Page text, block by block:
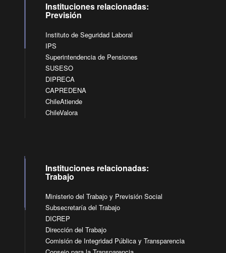
Instituciones relacionadas:
Previsión
Instituto de Seguridad Laboral
IPS
Superintendencia de Pensiones
SUSESO
DIPRECA
CAPREDENA
ChileAtiende
ChileValora
Instituciones relacionadas:
Trabajo
Ministerio del Trabajo y Previsión Social
Subsecretaría del Trabajo
DICREP
Dirección del Trabajo
Comisión de Integridad Pública y Transparencia